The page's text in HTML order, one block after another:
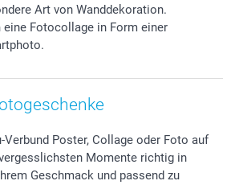
Art von Wanddekoration.
eine Fotocollage in Form einer
Verbund Poster, Collage oder Foto auf
Momente richtig in
Geschmack und passend zu